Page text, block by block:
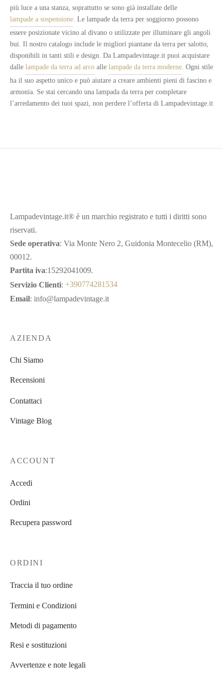
era:
€289,20.
€144,60.
più luce a una stanza, soprattutto se sono già installate delle
lampade a sospensione . Le lampade da terra per soggiorno possono
essere posizionate vicino al divano o utilizzate per illuminare gli angoli
bui. Il nostro catalogo include le migliori piantane da terra per salotto,
disponibili in tanti stili e design. Da Lampadevintage.it puoi acquistare
dalle lampade da terra ad arco alle lampade da terra moderne . Ogni stile
ha il suo aspetto unico e può aiutare a creare ambienti pieni di fascino e
armonia. Se stai cercando una lampada da terra per completare
l’arredamento dei tuoi spazi, non perdere l’offerta di Lampadevintage.it
Lampadevintage.it® è un marchio registrato e tutti i diritti sono
riservati.
Sede operativa: Via Monte Nero 2, Guidonia Montecelio (RM),
00012.
Partita iva:15292041009.
Servizio Clienti: +390774281534
Email: info@lampadevintage.it
AZIENDA
Chi Siamo
Recensioni
Contattaci
Vintage Blog
ACCOUNT
Accedi
Ordini
Recupera password
ORDINI
Traccia il tuo ordine
Termini e Condizioni
Metodi di pagamento
Resi e sostituzioni
Avvertenze e note legali